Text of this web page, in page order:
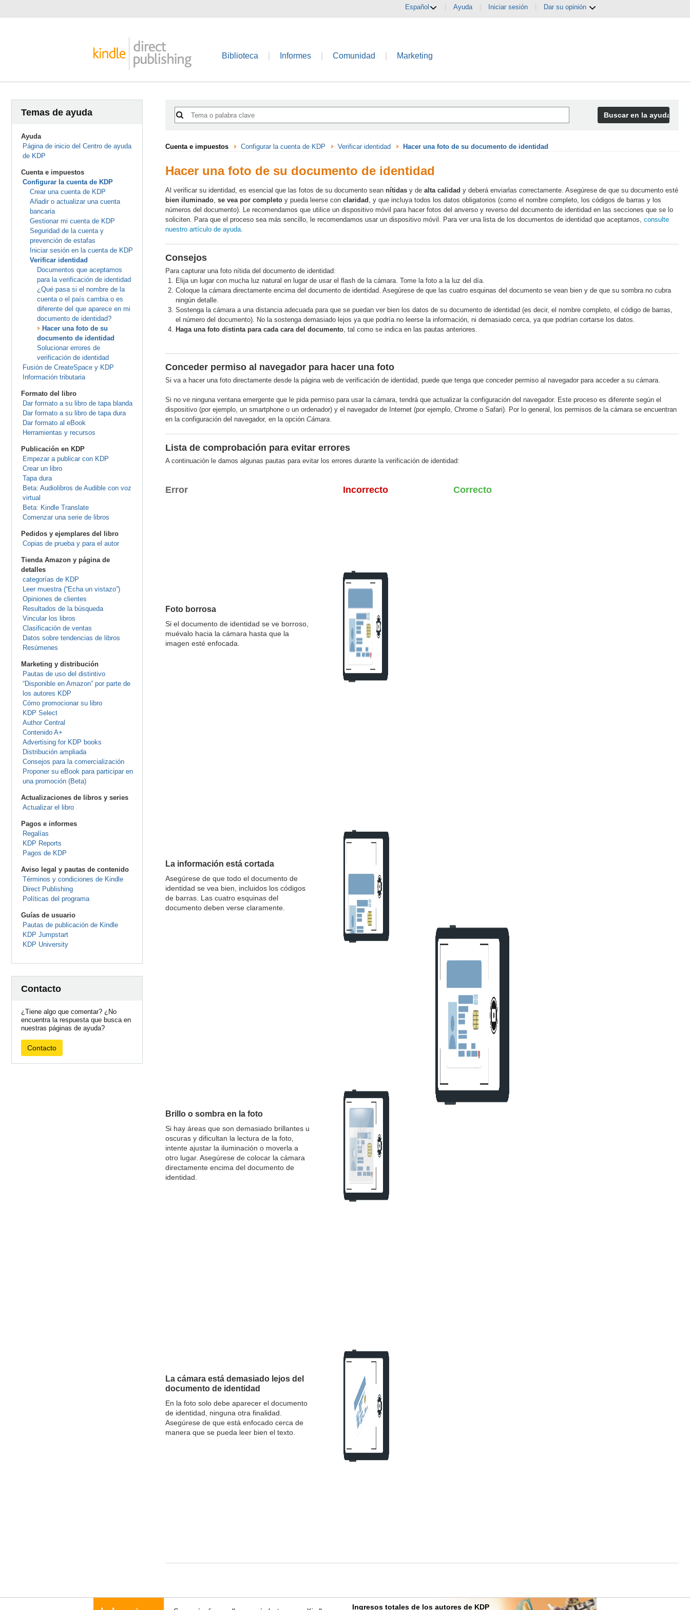
Español Ayuda Iniciar sesión Dar su opinión
Biblioteca Informes Comunidad Marketing
Temas de ayuda
Ayuda
Página de inicio del Centro de ayuda
de KDP
Cuenta e impuestos
Configurar la cuenta de KDP
Crear una cuenta de KDP
Añadir o actualizar una cuenta
bancaria
Gestionar mi cuenta de KDP
Seguridad de la cuenta y
prevención de estafas
Iniciar sesión en la cuenta de KDP
Verificar identidad
Documentos que aceptamos
para la verificación de identidad
¿Qué pasa si el nombre de la
cuenta o el país cambia o es
diferente del que aparece en mi
documento de identidad?
Hacer una foto de su
documento de identidad
Solucionar errores de
verificación de identidad
Fusión de CreateSpace y KDP
Información tributaria
Formato del libro
Dar formato a su libro de tapa blanda
Dar formato a su libro de tapa dura
Dar formato al eBook
Herramientas y recursos
Publicación en KDP
Empezar a publicar con KDP
Crear un libro
Tapa dura
Beta: Audiolibros de Audible con voz
virtual
Beta: Kindle Translate
Comenzar una serie de libros
Pedidos y ejemplares del libro
Copias de prueba y para el autor
Tienda Amazon y página de
detalles
categorías de KDP
Leer muestra (“Echa un vistazo”)
Opiniones de clientes
Resultados de la búsqueda
Vincular los libros
Clasificación de ventas
Datos sobre tendencias de libros
Resúmenes
Marketing y distribución
Pautas de uso del distintivo
“Disponible en Amazon” por parte de
los autores KDP
Cómo promocionar su libro
KDP Select
Author Central
Contenido A+
Advertising for KDP books
Distribución ampliada
Consejos para la comercialización
Proponer su eBook para participar en
una promoción (Beta)
Actualizaciones de libros y series
Actualizar el libro
Pagos e informes
Regalías
KDP Reports
Pagos de KDP
Aviso legal y pautas de contenido
Términos y condiciones de Kindle
Direct Publishing
Políticas del programa
Guías de usuario
Pautas de publicación de Kindle
KDP Jumpstart
KDP University
Contacto
¿Tiene algo que comentar? ¿No
encuentra la respuesta que busca en
nuestras páginas de ayuda?
Contacto
Buscar en la ayuda
Cuenta e impuestos Configurar la cuenta de KDP Verificar identidad Hacer una foto de su documento de identidad
Hacer una foto de su documento de identidad
Al verificar su identidad, es esencial que las fotos de su documento sean nítidas y de alta calidad y deberá enviarlas correctamente. Asegúrese de que su documento esté
bien iluminado, se vea por completo y pueda leerse con claridad , y que incluya todos los datos obligatorios (como el nombre completo, los códigos de barras y los
números del documento). Le recomendamos que utilice un dispositivo móvil para hacer fotos del anverso y reverso del documento de identidad en las secciones que se lo
soliciten. Para que el proceso sea más sencillo, le recomendamos usar un dispositivo móvil. Para ver una lista de los documentos de identidad que aceptamos, consulte
nuestro artículo de ayuda.
Consejos
Para capturar una foto nítida del documento de identidad:
Elija un lugar con mucha luz natural en lugar de usar el flash de la cámara. Tome la foto a la luz del día.
Coloque la cámara directamente encima del documento de identidad. Asegúrese de que las cuatro esquinas del documento se vean bien y de que su sombra no cubra
ningún detalle.
Sostenga la cámara a una distancia adecuada para que se puedan ver bien los datos de su documento de identidad (es decir, el nombre completo, el código de barras,
el número del documento). No la sostenga demasiado lejos ya que podría no leerse la información, ni demasiado cerca, ya que podrían cortarse los datos.
Haga una foto distinta para cada cara del documento, tal como se indica en las pautas anteriores.
Conceder permiso al navegador para hacer una foto
Si va a hacer una foto directamente desde la página web de verificación de identidad, puede que tenga que conceder permiso al navegador para acceder a su cámara.
Si no ve ninguna ventana emergente que le pida permiso para usar la cámara, tendrá que actualizar la configuración del navegador. Este proceso es diferente según el
dispositivo (por ejemplo, un smartphone o un ordenador) y el navegador de Internet (por ejemplo, Chrome o Safari). Por lo general, los permisos de la cámara se encuentran
en la configuración del navegador, en la opción Cámara.
Lista de comprobación para evitar errores
A continuación le damos algunas pautas para evitar los errores durante la verificación de identidad:
Error Incorrecto Correcto
Foto borrosa
Si el documento de identidad se ve borroso,
muévalo hacia la cámara hasta que la
imagen esté enfocada.
La información está cortada
Asegúrese de que todo el documento de
identidad se vea bien, incluidos los códigos
de barras. Las cuatro esquinas del
documento deben verse claramente.
Brillo o sombra en la foto
Si hay áreas que son demasiado brillantes u
oscuras y dificultan la lectura de la foto,
intente ajustar la iluminación o moverla a
otro lugar. Asegúrese de colocar la cámara
directamente encima del documento de
identidad.
La cámara está demasiado lejos del
documento de identidad
En la foto solo debe aparecer el documento
de identidad, ninguna otra finalidad.
Asegúrese de que está enfocado cerca de
manera que se pueda leer bien el texto.
Ingresos totales de los autores de KDP